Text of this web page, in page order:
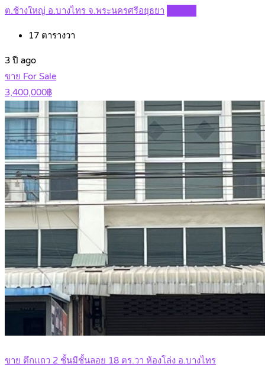
ต.ช้างใหญ่ อ.บางไทร จ.พระนครศรีอยุธยา
17 ตารางวา
3 ปี ago
ขาย For Sale
3,400,000฿
ขาย ตึกเเถว 2 ชั้นมีชั้นลอย 18 ตร.วา ห้องโล่ง อ.บางไทร